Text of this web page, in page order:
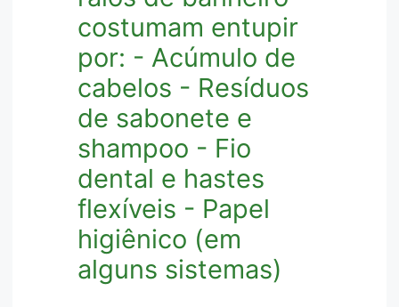
costumam entupir
por: - Acúmulo de
cabelos - Resíduos
de sabonete e
shampoo - Fio
dental e hastes
flexíveis - Papel
higiênico (em
alguns sistemas)